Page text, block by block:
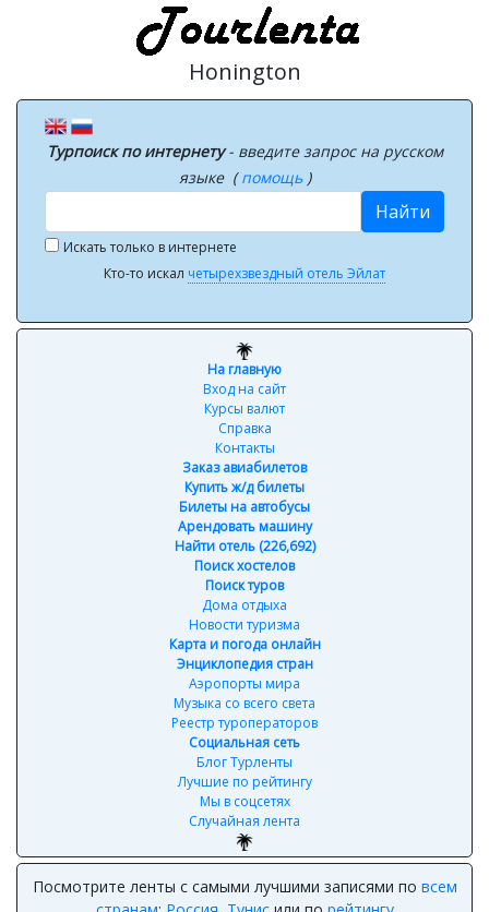
Honington
Турпоиск по интернету- введите запрос на русском
языке (помощь )
Найти
Искать только в интернете
Кто-то искал четырехзвездный отель Эйлат
На главную
Вход на сайт
Курсы валют
Справка
Контакты
Заказ авиабилетов
Купить ж/д билеты
Билеты на автобусы
Арендовать машину
Найти отель (226,692)
Поиск хостелов
Поиск туров
Дома отдыха
Новости туризма
Карта и погода онлайн
Энциклопедия стран
Аэропорты мира
Музыка со всего света
Реестр туроператоров
Социальная сеть
Блог Турленты
Лучшие по рейтингу
Мы в соцсетях
Случайная лента
Посмотрите ленты с самыми лучшими записями по всем